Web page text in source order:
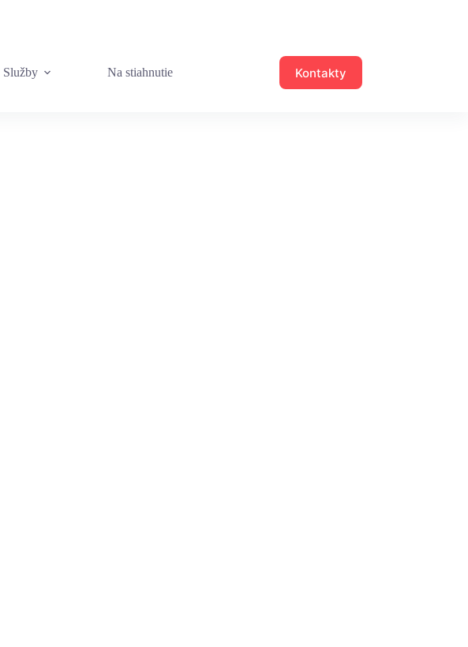
Služby Na stiahnutie Kontakty